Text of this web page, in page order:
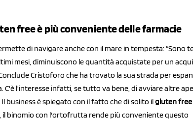
free è più conveniente delle farmacie
di navigare anche con il mare in tempesta: “Sono
mesi, diminuiscono le quantità acquistate per un
Cristoforo che ha trovato la sua strada per
l'interesse infatti, se tutto va bene, di avviare altre
business è spiegato con il fatto che di solito ilgluten
, il binomio con l'ortofrutta rende più conveniente questo